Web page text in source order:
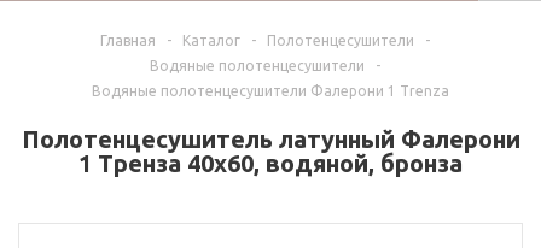
Главная - Каталог - Полотенцесушители
-
Водяные полотенцесушители
-
Водяные полотенцесушители Фалерони 1 Trenza
Полотенцесушитель латунный Фалерони
1 Тренза 40х60, водяной, бронза